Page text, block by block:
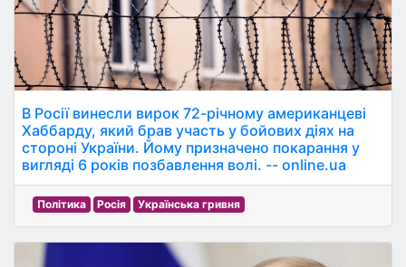
В Росії винесли вирок 72-річному американцеві
Хаббарду, який брав участь у бойових діях на
стороні України. Йому призначено покарання у
вигляді 6 років позбавлення волі. -- online.ua
Політика Росія Українська гривня